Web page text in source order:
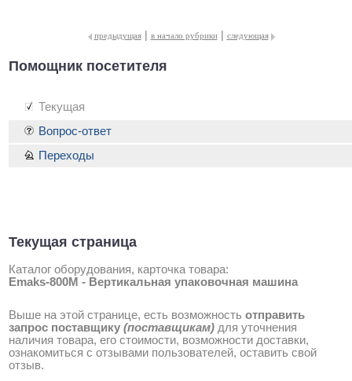
предыдущая | в начало рубрики | следующая
Помощник посетителя
Текущая
Текущая страница
Каталог оборудования, карточка товара:
Emaks-800M - Вертикальная упаковочная машина
Выше на этой странице, есть возможность отправить
запрос поставщику (поставщикам) для уточнения
наличия товара, его стоимости, возможности доставки,
ознакомиться с отзывами пользователей, оставить свой
отзыв.
Вопрос-ответ
Переходы